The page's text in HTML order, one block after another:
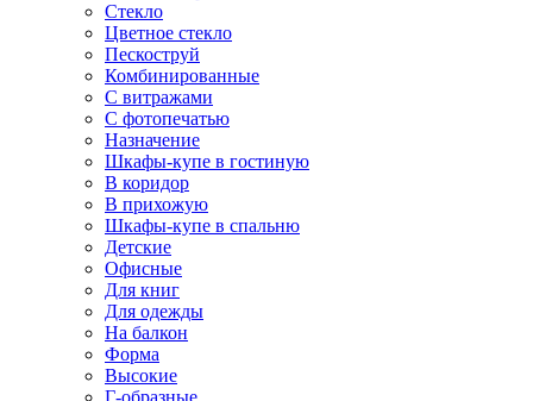
Стекло
Цветное стекло
Пескоструй
Комбинированные
С витражами
С фотопечатью
Назначение
Шкафы-купе в гостиную
В коридор
В прихожую
Шкафы-купе в спальню
Детские
Офисные
Для книг
Для одежды
На балкон
Форма
Высокие
Г-образные